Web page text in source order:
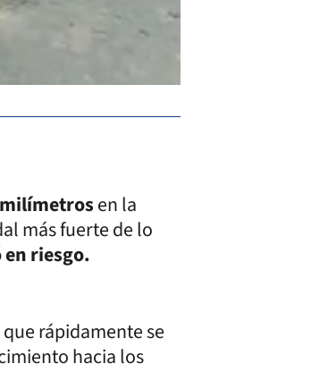
en la
más fuerte de lo
riesgo.
rápidamente se
hacia los